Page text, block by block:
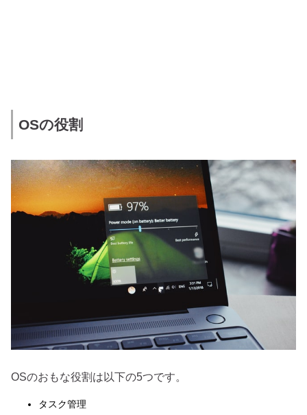
OSの役割
OSのおもな役割は以下の5つです。
タスク管理